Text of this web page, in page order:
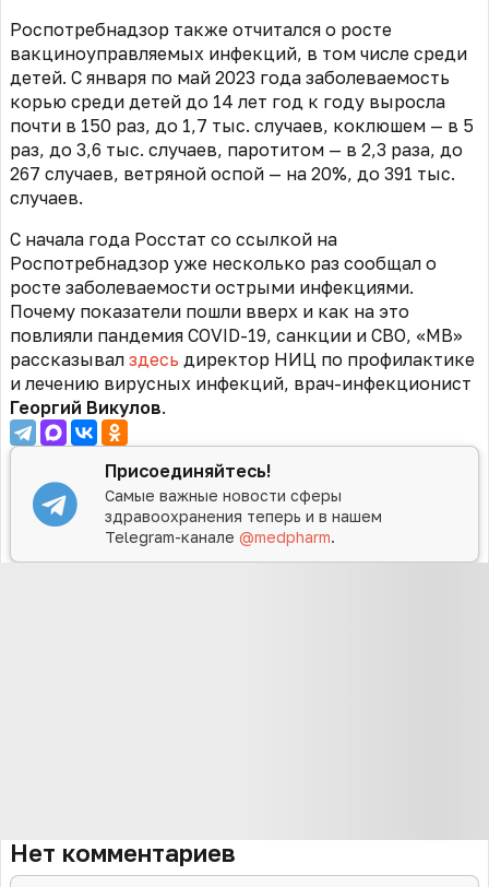
Роспотребнадзор также отчитался о росте
вакциноуправляемых инфекций, в том числе среди
детей. С января по май 2023 года заболеваемость
корью среди детей до 14 лет год к году выросла
почти в 150 раз, до 1,7 тыс. случаев, коклюшем — в 5
раз, до 3,6 тыс. случаев, паротитом — в 2,3 раза, до
267 случаев, ветряной оспой — на 20%, до 391 тыс.
случаев.
С начала года Росстат со ссылкой на
Роспотребнадзор уже несколько раз сообщал о
росте заболеваемости острыми инфекциями.
Почему показатели пошли вверх и как на это
повлияли пандемия COVID-19, санкции и СВО, «МВ»
рассказывал здесь директор НИЦ по профилактике
и лечению вирусных инфекций, врач-инфекционист
Георгий Викулов.
Присоединяйтесь!
Самые важные новости сферы
здравоохранения теперь и в нашем
Telegram-канале@medpharm.
Нет комментариев